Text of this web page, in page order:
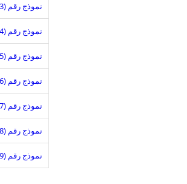
نموذج رقم (3)
نموذج رقم (4) سند كفالة حسن تنفيذ
نموذج رقم (5) كفالة ضمان من سوء مصنعية
نموذج رقم (6)اشعار إحالة نهائية
نموذج رقم (7) أمر شراء
نموذج رقم (8) كفالة صيانة
نموذج رقم (9) كفالة الدخول